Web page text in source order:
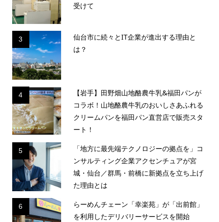
受けて
3
仙台市に続々とIT企業が進出する理由と
は？
4
【岩手】田野畑山地酪農牛乳&福田パンが
コラボ！山地酪農牛乳のおいしさあふれる
クリームパンを福田パン直営店で販売スタ
ート！
5
「地方に最先端テクノロジーの拠点を」コ
ンサルティング企業アクセンチュアが宮
城・仙台／群馬・前橋に新拠点を立ち上げ
た理由とは
6
らーめんチェーン「幸楽苑」が「出前館」
を利用したデリバリーサービスを開始